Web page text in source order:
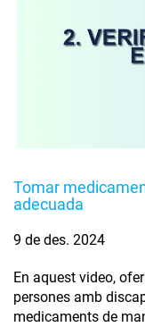
Tomar
adecuada
9 de des. 2024
En aquest video,
persones amb
medicaments de